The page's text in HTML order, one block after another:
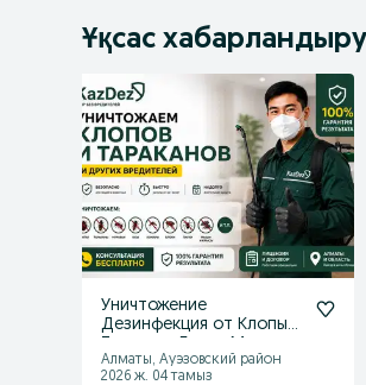
Ұқсас
Уничтожение
Дезинфекция от Клопы
и другие
Алматы, Ауэзовский район
2026 ж. 04 тамыз